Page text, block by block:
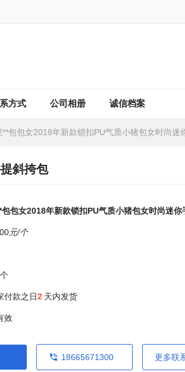
方式 公司相册 诚信档案
包包女2018年新款锁扣PU气质小猪包女时尚迷你手提
斜挎包
包包女2018年新款锁扣PU气质小猪包女时尚迷你
元/个
个
付款之日2 天内发货
效
18665671300 更多联